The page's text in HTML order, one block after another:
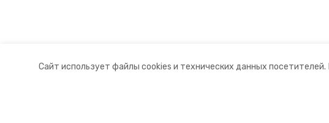
Сайт использует файлы cookies и технических данных посетителей.